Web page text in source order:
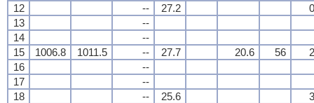
12
-- 27.2
13
--
14
--
15
1006.8 1011.5 -- 27.7 20.6 56
16
--
17
--
18
-- 25.6